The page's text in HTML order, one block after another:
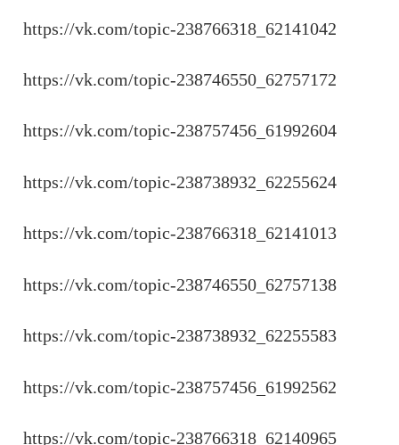
https://vk.com/topic-238766318_62141042
https://vk.com/topic-238746550_62757172
https://vk.com/topic-238757456_61992604
https://vk.com/topic-238738932_62255624
https://vk.com/topic-238766318_62141013
https://vk.com/topic-238746550_62757138
https://vk.com/topic-238738932_62255583
https://vk.com/topic-238757456_61992562
https://vk.com/topic-238766318_62140965